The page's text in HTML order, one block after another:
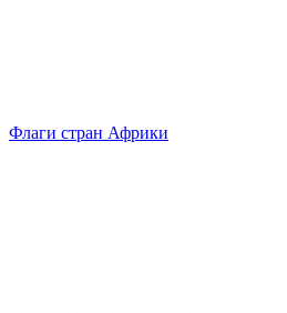
Флаги стран Африки